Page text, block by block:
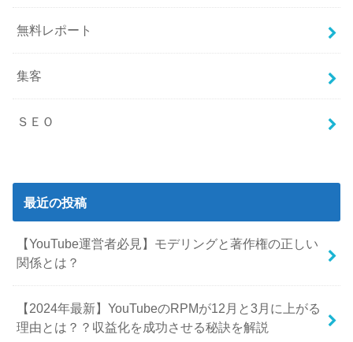
無料レポート
集客
ＳＥＯ
最近の投稿
【YouTube運営者必見】モデリングと著作権の正しい
関係とは？
【2024年最新】YouTubeのRPMが12月と3月に上がる
理由とは？？収益化を成功させる秘訣を解説